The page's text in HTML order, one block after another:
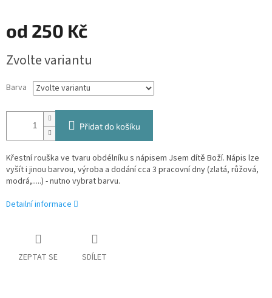
od 250 Kč
cena:
Zvolte variantu
Barva
Přidat do košíku
Křestní rouška ve tvaru obdélníku s nápisem Jsem dítě Boží. Nápis lze
vyšít i jinou barvou, výroba a dodání cca 3 pracovní dny (zlatá, růžová,
modrá,.....) - nutno vybrat barvu.
Detailní informace
ZEPTAT SE SDÍLET